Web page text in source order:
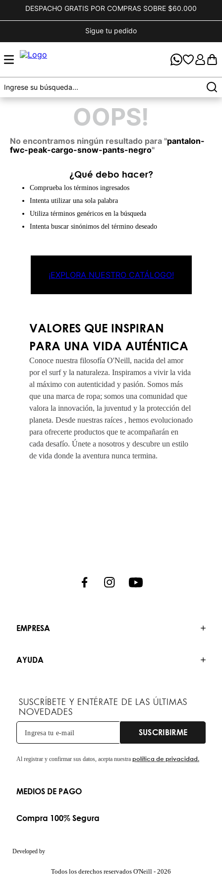
DESPACHO GRATIS POR COMPRAS SOBRE $60.000
Sigue tu pedido
OOPS!
No encontramos ningún resultado para "pantalon-
fwc-peak-cargo-snow-pants-negro"
¿Qué debo hacer?
Comprueba los términos ingresados
Intenta utilizar una sola palabra
Utiliza términos genéricos en la búsqueda
Intenta buscar sinónimos del término deseado
¡EXPLORA NUESTRO CATÁLOGO!
VALORES QUE INSPIRAN
PARA UNA VIDA AUTÉNTICA
Conoce nuestra filosofía O'Neill, nacida del amor
por el surf y la naturaleza. Inspiramos a vivir la vida
al máximo con autenticidad y pasión. Somos más
que una marca de ropa; somos una comunidad que
valora la innovación, la juventud y la protección del
planeta. Desde nuestras raíces , hemos evolucionado
para ofrecerte productos que te acompañarán en
cada desafío. Únete a nosotros y descubre un estilo
de vida donde la aventura nunca termina.
EMPRESA
AYUDA
SUSCRÍBETE Y ENTÉRATE DE LAS ÚLTIMAS
NOVEDADES
SUSCRIBIRME
Al registrar y confirmar sus datos, acepta nuestra política de privacidad.
MEDIOS DE PAGO
Compra 100% Segura
Todos los derechos reservados O'Neill - 2026
Developed by